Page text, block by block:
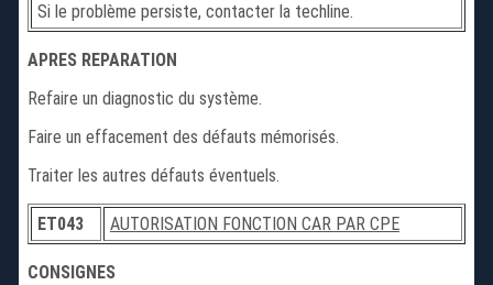
Si le problème persiste, contacter la techline.
APRES REPARATION
Refaire un diagnostic du système.
Faire un effacement des défauts mémorisés.
Traiter les autres défauts éventuels.
ET043 AUTORISATION FONCTION CAR PAR CPE
CONSIGNES